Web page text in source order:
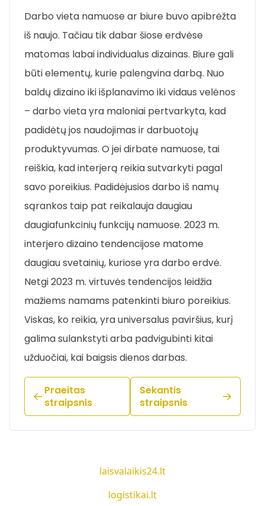
Darbo vieta namuose ar biure buvo apibrėžta
iš naujo. Tačiau tik dabar šiose erdvėse
matomas labai individualus dizainas. Biure gali
būti elementų, kurie palengvina darbą. Nuo
baldų dizaino iki išplanavimo iki vidaus velėnos
– darbo vieta yra maloniai pertvarkyta, kad
padidėtų jos naudojimas ir darbuotojų
produktyvumas. O jei dirbate namuose, tai
reiškia, kad interjerą reikia sutvarkyti pagal
savo poreikius. Padidėjusios darbo iš namų
sąrankos taip pat reikalauja daugiau
daugiafunkcinių funkcijų namuose. 2023 m.
interjero dizaino tendencijose matome
daugiau svetainių, kuriose yra darbo erdvė.
Netgi 2023 m. virtuvės tendencijos leidžia
mažiems namams patenkinti biuro poreikius.
Viskas, ko reikia, yra universalus paviršius, kurį
galima sulankstyti arba padvigubinti kitai
užduočiai, kai baigsis dienos darbas.
Praeitas
straipsnis
Sekantis
straipsnis
laisvalaikis24.lt
logistikai.lt